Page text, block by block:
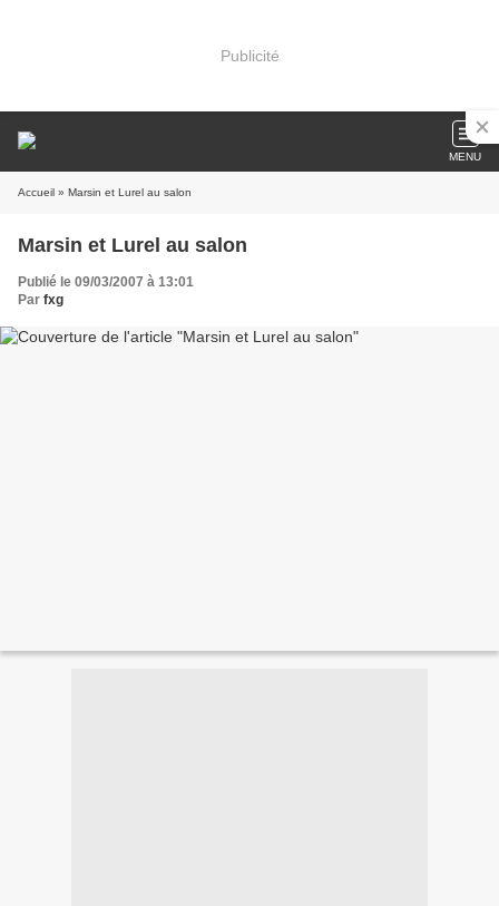
Publicité
MENU
Accueil » Marsin et Lurel au salon
Marsin et Lurel au salon
Publié le 09/03/2007 à 13:01
Par fxg